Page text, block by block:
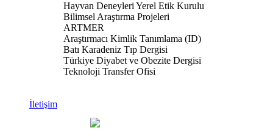
Hayvan Deneyleri Yerel Etik Kurulu
Bilimsel Araştırma Projeleri
ARTMER
Araştırmacı Kimlik Tanımlama (ID)
Batı Karadeniz Tıp Dergisi
Türkiye Diyabet ve Obezite Dergisi
Teknoloji Transfer Ofisi
İletişim